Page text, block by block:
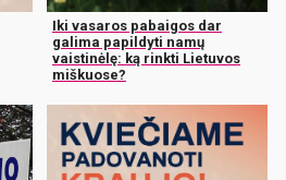
Iki vasaros pabaigos dar
galima papildyti namų
vaistinėlę: ką rinkti Lietuvos
miškuose?